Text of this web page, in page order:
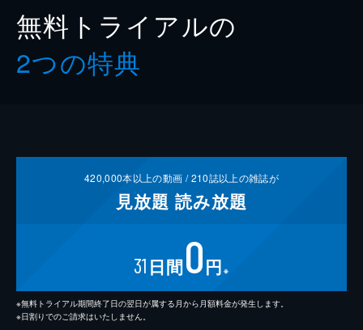
無料トライアルの
2つの特典
420,000本以上の動画 /210誌以上の雑誌が
見放題 読み放題
31 日間0円 ※
※無料トライアル期間終了日の翌日が属する月から月額料金が発生します。
※日割りでのご請求はいたしません。